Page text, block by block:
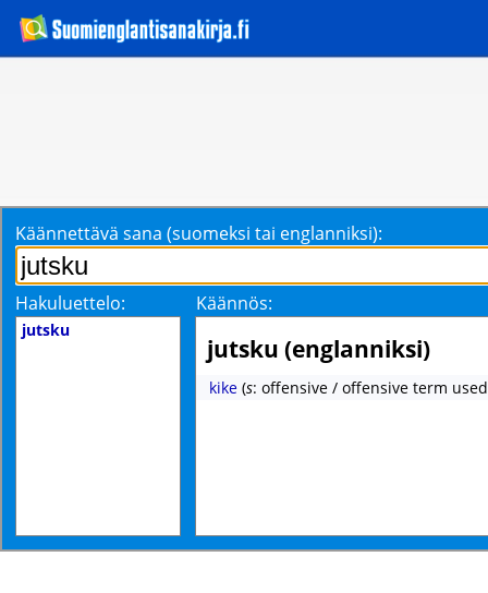
Käännettävä sana (suomeksi tai englanniksi):
Hakuluettelo: Käännös:
jutsku
jutsku (englanniksi)
kike (s: offensive / offensive term used